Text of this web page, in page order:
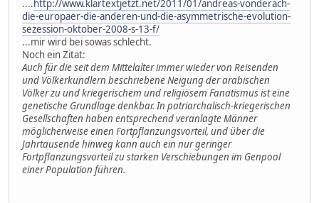
....http://www.klartextjetzt.net/2011/01/andreas-vonderach-
die-europaer-die-anderen-und-die-asymmetrische-evolution-
sezession-oktober-2008-s-13-f/
...mir wird bei sowas schlecht.
Noch ein Zitat:
Auch für die seit dem Mittelalter immer wieder von Reisenden
und Völkerkundlern beschriebene Neigung der arabischen
Völker zu und kriegerischem und religiösem Fanatismus ist eine
genetische Grundlage denkbar. In patriarchalisch-kriegerischen
Gesellschaften haben entsprechend veranlagte Männer
möglicherweise einen Fortpflanzungsvorteil, und über die
Jahrtausende hinweg kann auch ein nur geringer
Fortpflanzungsvorteil zu starken Verschiebungen im Genpool
einer Population führen.